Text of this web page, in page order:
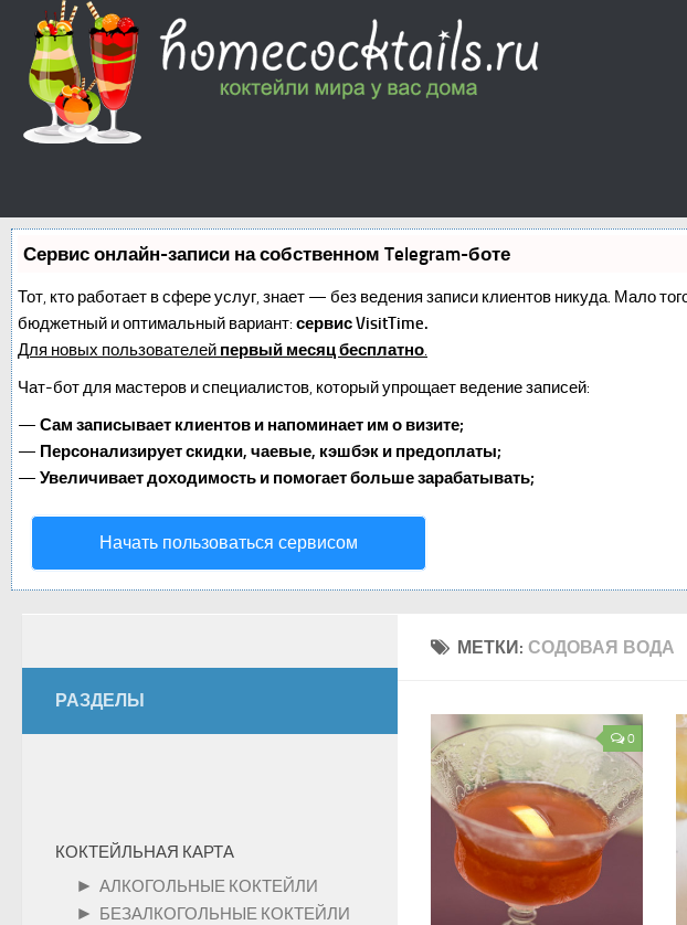
Сервис онлайн-записи на собственном Telegram-боте
Тот, кто работает в сфере услуг, знает — без ведения записи клиентов никуда. Мало
бюджетный и оптимальный вариант: сервис VisitTime.
Для новых пользователей первый месяц бесплатно.
Чат-бот для мастеров и специалистов, который упрощает ведение записей:
— Сам записывает клиентов и напоминает им о визите;
— Персонализирует скидки, чаевые, кэшбэк и предоплаты;
— Увеличивает доходимость и помогает больше зарабатывать;
Начать пользоваться сервисом
МЕТКИ: СОДОВАЯ ВОДА
0
РАЗДЕЛЫ
КОКТЕЙЛЬНАЯ КАРТА
► АЛКОГОЛЬНЫЕ КОКТЕЙЛИ
► БЕЗАЛКОГОЛЬНЫЕ КОКТЕЙЛИ